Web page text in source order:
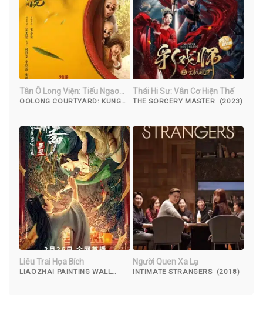
Tân Ô Long Viện: Tiếu Ngạo
Giang Hồ
OOLONG COURTYARD: KUNG
Thái Hi Sư: Vân Cơ Hiện Thế
THE SORCERY MASTER (2023)
Liêu Trai Họa Bích
LIAOZHAI PAINTING WALL
Người Quen Xa Lạ
INTIMATE STRANGERS (2018)